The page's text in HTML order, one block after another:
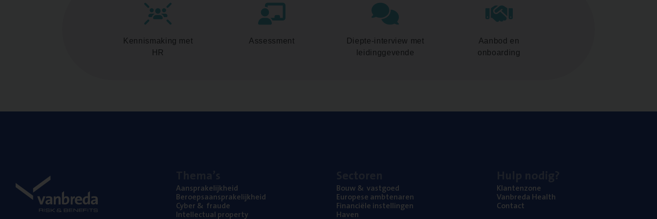
Kennismaking met
HR
Assessment
Diepte-interview met
leidinggevende
Aanbod en
onboarding
Aan­spra­ke­lijk­heid
Beroeps­aan­spra­ke­lijk­heid
Cyber& fraude
Intel­lec­tu­al property
Bouw& vastgoed
Euro­pe­se ambtenaren
Finan­ci­ë­le instellingen
Haven
Klan­ten­zo­ne
Van­b­re­da Health
Con­tact